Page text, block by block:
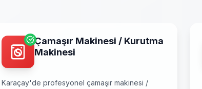
Çamaşır Makinesi / Kurutma
Makinesi
Karaçay'de profesyonel çamaşır makinesi /